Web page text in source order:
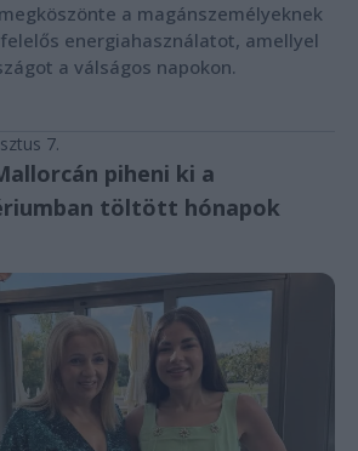
a magánszemélyeknek
energiahasználatot, amellyel
a válságos napokon.
7.
piheni ki a
töltött hónapok